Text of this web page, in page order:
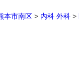
本市南区 > 内科 外科 >